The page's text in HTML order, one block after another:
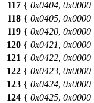
117 { 0x0404, 0x0000
118 { 0x0405, 0x0000
119 { 0x0420, 0x0000
120 { 0x0421, 0x0000
121 { 0x0422, 0x0000
122 { 0x0423, 0x0000
123 { 0x0424, 0x0000
124 { 0x0425, 0x0000